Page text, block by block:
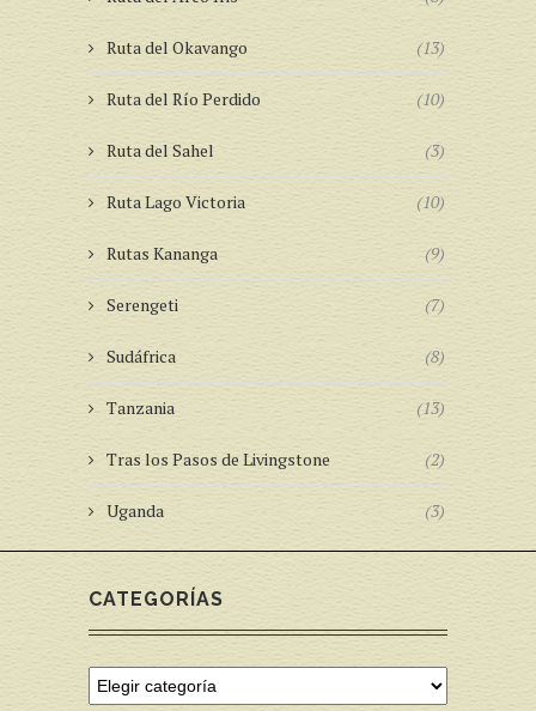
Ruta del Okavango (13)
Ruta del Río Perdido (10)
Ruta del Sahel (3)
Ruta Lago Victoria (10)
Rutas Kananga (9)
Serengeti (7)
Sudáfrica (8)
Tanzania (13)
Tras los Pasos de Livingstone (2)
Uganda (3)
CATEGORÍAS